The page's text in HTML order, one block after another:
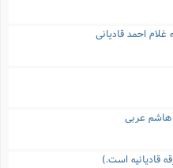
احمد قادیانى
عربى
قادیانیه است.)